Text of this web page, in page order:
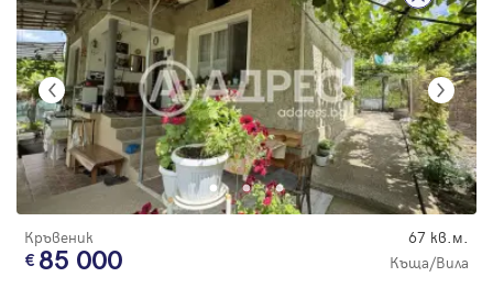
Кръвеник 67 кв.м.
85 000 Къща/Вила